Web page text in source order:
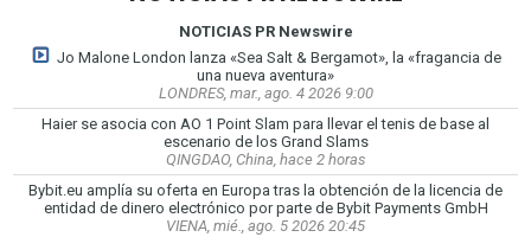
NOTICIAS PR Newswire
Jo Malone London lanza «Sea Salt & Bergamot», la «fragancia de
una nueva aventura»
LONDRES, mar., ago. 4 2026 9:00
Haier se asocia con AO 1 Point Slam para llevar el tenis de base al
escenario de los Grand Slams
QINGDAO, China, hace 2 horas
Bybit.eu amplía su oferta en Europa tras la obtención de la licencia de
entidad de dinero electrónico por parte de Bybit Payments GmbH
VIENA, mié., ago. 5 2026 20:45